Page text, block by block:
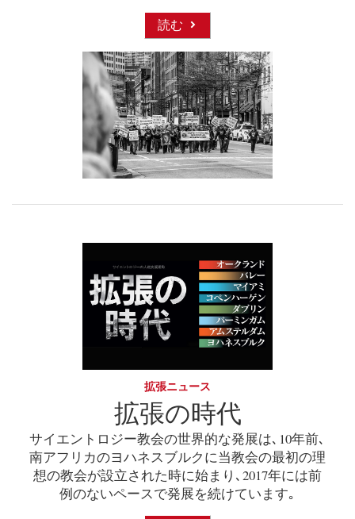
読む
拡張ニュース
拡張の時代
サイエントロジー教会の世界的な発展は､10年前､
南アフリカのヨハネスブルクに当教会の最初の理
想の教会が設立された時に始まり､2017年には前
例のないペースで発展を続けています｡